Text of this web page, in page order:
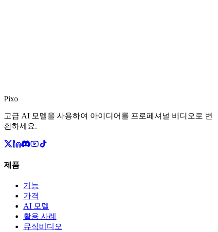
Pixo
고급 AI 모델을 사용하여 아이디어를 프로페셔널 비디오로 변
환하세요.
제품
기능
가격
AI 모델
활용 사례
뮤직비디오